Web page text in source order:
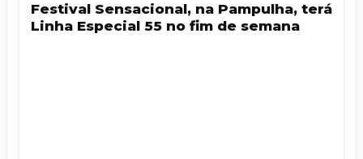
Festival Sensacional, na Pampulha, terá
Linha Especial 55 no fim de semana